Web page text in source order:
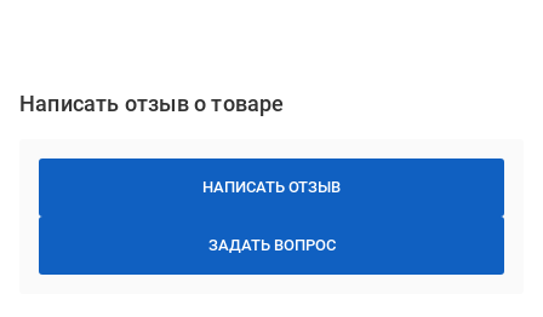
Написать отзыв о товаре
НАПИСАТЬ ОТЗЫВ
ЗАДАТЬ ВОПРОС